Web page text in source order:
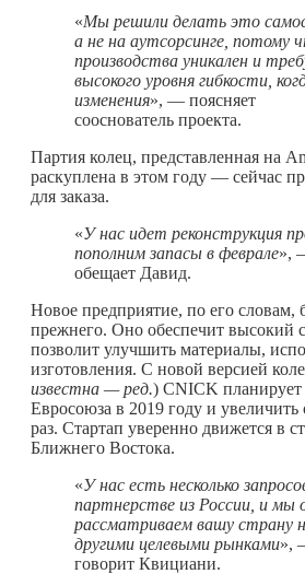
«Мы решили делать это
а не на аутсорсинге, потому
производства уникален и
высокого уровня гибкости,
изменения», — поясняет
сооснователь проекта.
Партия колец, представленная на
раскуплена в этом году — сейчас
для заказа.
«У нас идет реконструкция
пополним запасы в феврале»,
обещает Давид.
Новое предприятие, по его словам,
прежнего. Оно обеспечит высокий
позволит улучшить материалы,
изготовления. С новой версией
известна — ред.) CNICK
Евросоюза в 2019 году и
раз. Стартап уверенно движется в
Ближнего Востока.
«У нас есть несколько
партнерстве из России, и мы
рассматриваем вашу страну
другими целевыми рынками»,
говорит Квициани.